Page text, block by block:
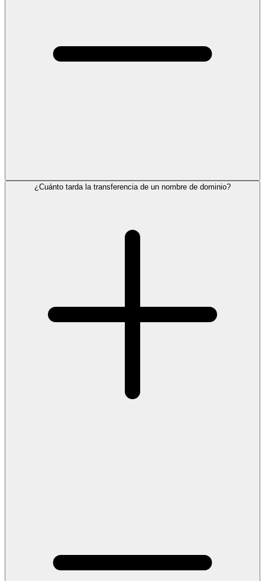
¿Cuánto tarda la transferencia de un nombre de dominio?